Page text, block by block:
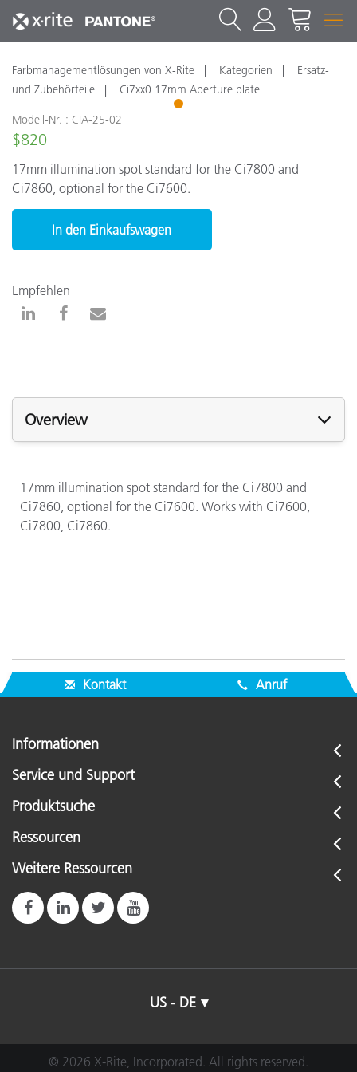
Farbmanagementlösungen von X-Rite Kategorien
Ersatz-
und Zubehörteile
Ci7xx0 17mm Aperture plate
1
Modell-Nr. : CIA-25-02
$820
17mm illumination spot standard for the Ci7800 and
Ci7860, optional for the Ci7600.
In den Einkaufswagen
Empfehlen
Overview
17mm illumination spot standard for the Ci7800 and
Ci7860, optional for the Ci7600. Works with Ci7600,
Ci7800, Ci7860.
Kontakt Anruf
Informationen
Service und Support
Produktsuche
Ressourcen
Weitere Ressourcen
US - DE
© 2026 X-Rite, Incorporated. All rights reserved.